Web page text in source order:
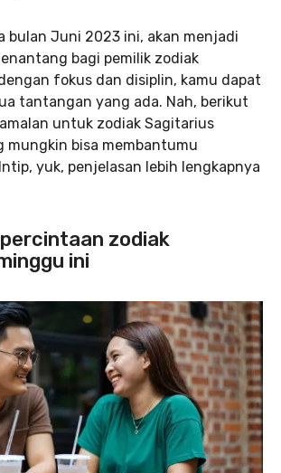
bulan Juni 2023 ini, akan menjadi
bagi pemilik zodiak
fokus dan disiplin, kamu dapat
tantangan yang ada. Nah, berikut
untuk zodiak Sagitarius
mungkin bisa membantumu
yuk, penjelasan lebih lengkapnya
percintaan zodiak
ini